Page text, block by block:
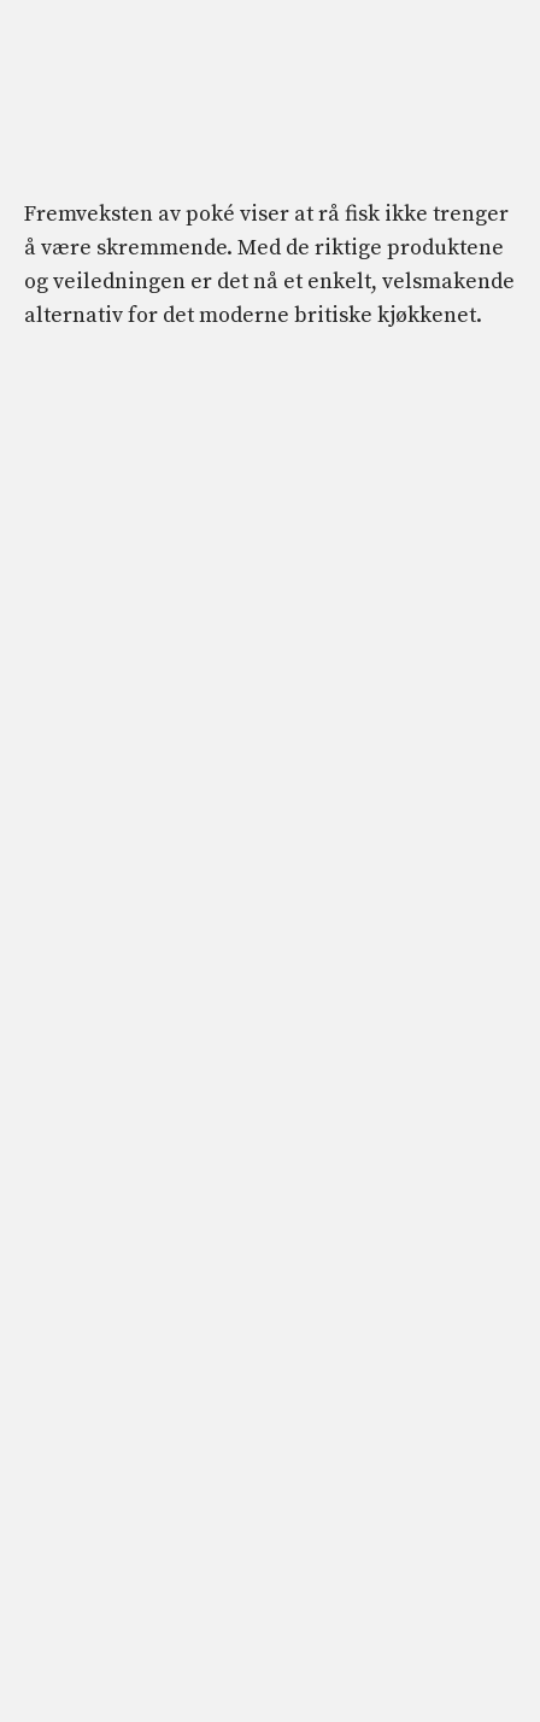
Fremveksten av poké viser at rå fisk ikke trenger
å være skremmende. Med de riktige produktene
og veiledningen er det nå et enkelt, velsmakende
alternativ for det moderne britiske kjøkkenet.